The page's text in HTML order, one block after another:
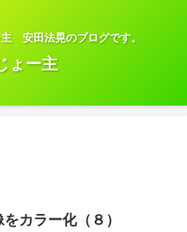
安田法晃のブログです。
ょー主
カラー化（８）